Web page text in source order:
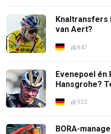
Knaltransfers
van Aert?
847
Evenepoel én
Hansgrohe?
932
BORA-